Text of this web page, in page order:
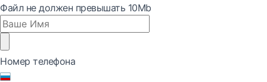
Файл не должен превышать 10Mb
Номер телефона